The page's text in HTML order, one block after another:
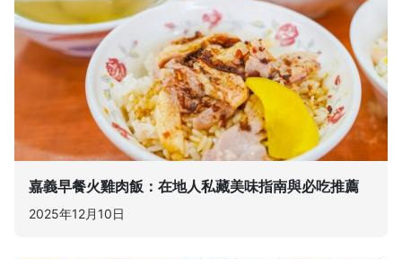
嘉義早餐火雞肉飯：在地人私藏美味指南與必吃推薦
2025年12月10日